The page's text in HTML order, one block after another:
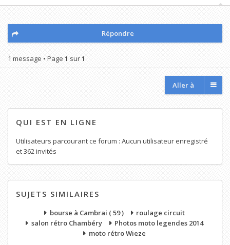
Répondre
1 message • Page 1 sur1
Aller à
QUI EST EN LIGNE
Utilisateurs parcourant ce forum : Aucun utilisateur enregistré
et 362 invités
SUJETS SIMILAIRES
bourse à Cambrai ( 59 )
roulage circuit
salon rétro Chambéry
Photos moto legendes 2014
moto rétro Wieze